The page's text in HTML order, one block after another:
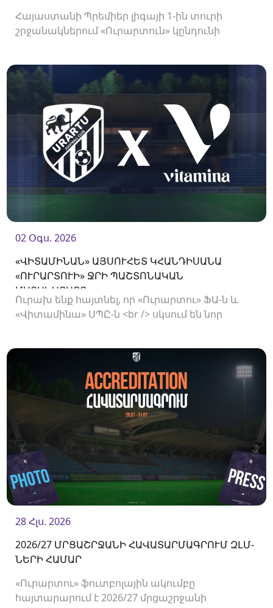
Հայաստանի Պրեմիեր լիգայի 1-ին տուրի
շրջանակներում «Ուրարտուն» կընդունի
02 Օգս. 2026
«ՎԻՏԱՄԻՆԱՆ» ԱՅՍՈՒՀԵՏ ԿՀԱՆԴԻՍԱՆԱ
«ՈՒՐԱՐՏՈՒԻ» ՋՐԻ ՊԱՇՏՈՆԱԿԱՆ
ՄԱՏԱԿԱՐԱՐԸ
Ուրախ ենք հայտնել, որ «Ուրարտու» ՖԱ-ն և
«Վիտամինա» ՍՊԸ-ն <br /> սկսում են նոր
28 Հլս. 2026
2026/27 ՄՐՑԱՇՐՋԱՆԻ ՀԱՎԱՏԱՐՄԱԳՐՈՒՄ ԶԼՄ-
ՆԵՐԻ ՀԱՄԱՐ
«Ուրարտու» ֆուտբոլային ակումբը
հայտարարում է 2026/27 մրցաշրջանի